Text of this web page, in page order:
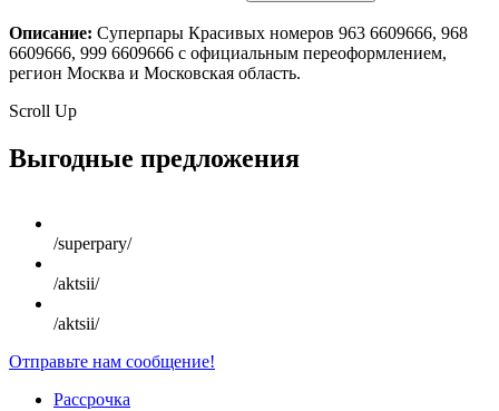
Описание: Суперпары Красивых номеров 963 6609666, 968
6609666, 999 6609666 с официальным переоформлением,
регион Москва и Московская область.
Scroll Up
Выгодные предложения
/superpary/
/aktsii/
/aktsii/
Отправьте нам сообщение!
Рассрочка